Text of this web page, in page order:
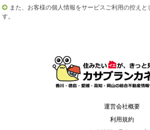
また、お客様の個人情報をサービスご利用の控えと
す。
運営会社概要
利用規約